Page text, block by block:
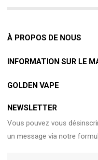
À PROPOS DE NOUS
INFORMATION SUR LE
GOLDEN VAPE
NEWSLETTER
Vous pouvez vous
un message via notre